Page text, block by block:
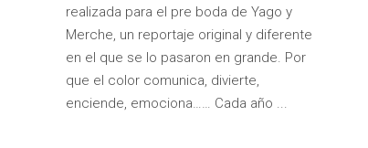
realizada para el pre boda de Yago y
Merche, un reportaje original y diferente
en el que se lo pasaron en grande. Por
que el color comunica, divierte,
enciende, emociona…… Cada año